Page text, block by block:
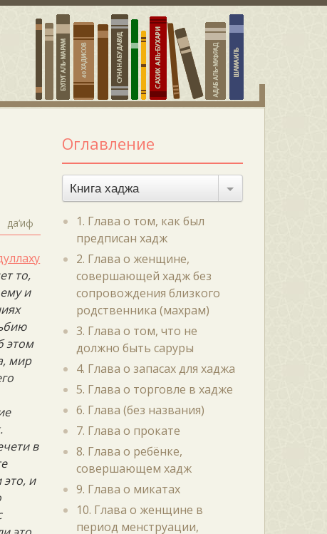
да‘иф
то,
и
этом
мир
в
и
Оглавление
Книга хаджа
1. Глава о том, как был
предписан хадж
2. Глава о женщине,
совершающей хадж без
сопровождения близкого
родственника (махрам)
3. Глава о том, что не
должно быть саруры
4. Глава о запасах для хаджа
5. Глава о торговле в хадже
6. Глава (без названия)
7. Глава о прокате
8. Глава о ребёнке,
совершающем хадж
9. Глава о микатах
10. Глава о женщине в
период менструации,